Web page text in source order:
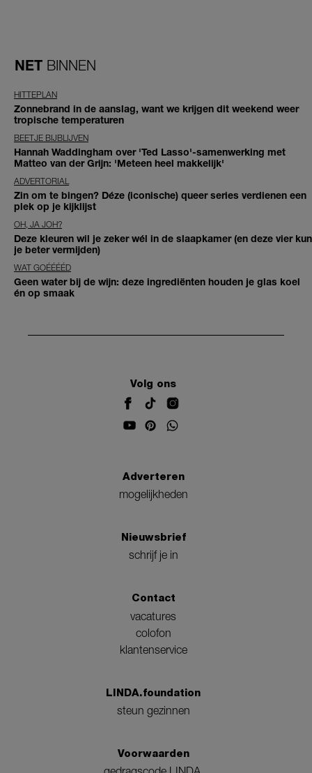
NET BINNEN
HITTEPLAN
Zonnebrand in de aanslag, want we krijgen dit weekend weer
tropische temperaturen
BEETJE BIJBLIJVEN
Hannah Waddingham over 'Ted Lasso'-samenwerking met
Matteo van der Grijn: 'Meteen heel makkelijk'
ADVERTORIAL
Zin om te bingen? Déze (iconische) queer series verdienen een
plek op je kijklijst
OH, JA JOH?
Deze kleuren wil je zeker wél in de slaapkamer (en deze vier kun
je beter vermijden)
WAT GOÉÉÉÉD
Geen water bij de wijn: deze ingrediënten houden je glas koel
én op smaak
Volg ons
Adverteren
mogelijkheden
Nieuwsbrief
schrijf je in
Contact
vacatures
colofon
klantenservice
LINDA.foundation
steun gezinnen
Voorwaarden